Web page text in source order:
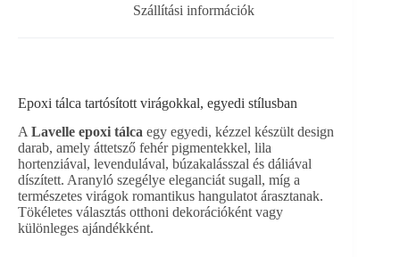
Szállítási információk
Epoxi tálca tartósított virágokkal, egyedi stílusban
A Lavelle epoxi tálca egy egyedi, kézzel készült design
darab, amely áttetsző fehér pigmentekkel, lila
hortenziával, levendulával, búzakalásszal és dáliával
díszített. Aranyló szegélye eleganciát sugall, míg a
természetes virágok romantikus hangulatot árasztanak.
Tökéletes választás otthoni dekorációként vagy
különleges ajándékként.